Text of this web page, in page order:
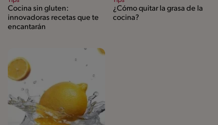
Cocina sin gluten:
innovadoras recetas que te
encantarán
¿Cómo quitar la grasa de la
cocina?